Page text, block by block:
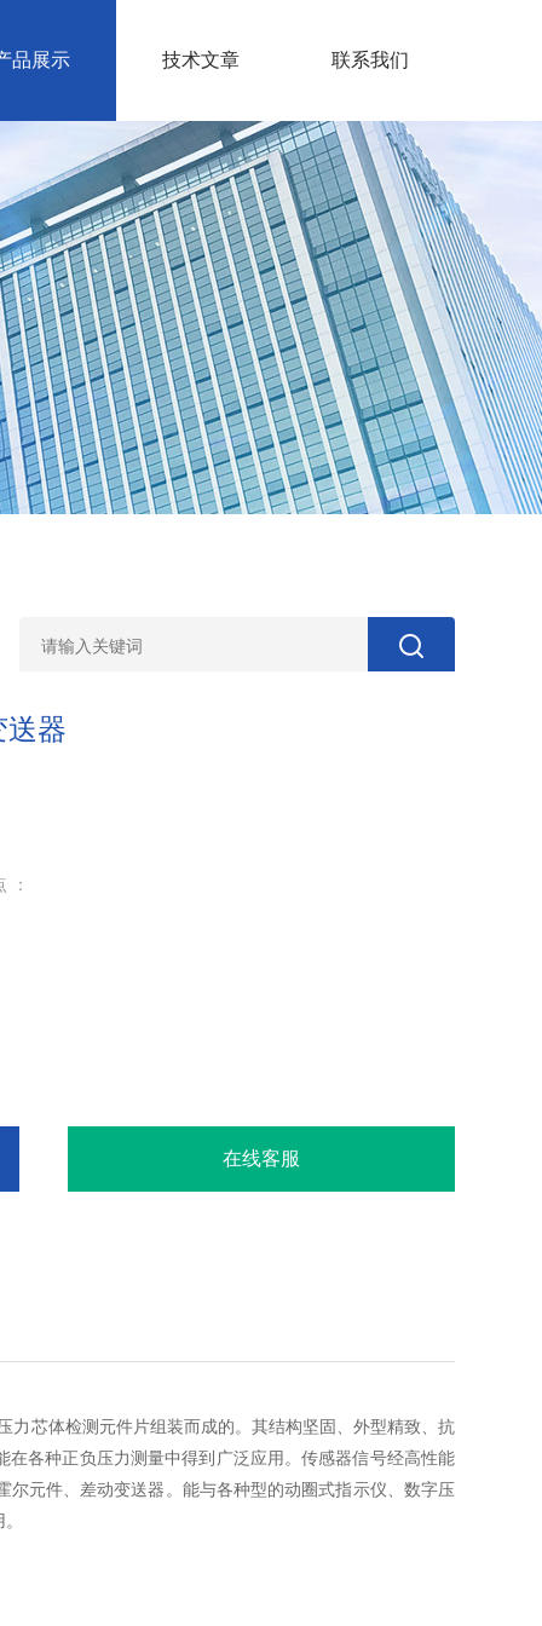
品展示 技术文章 联系我们
送器
：
在线客服
力芯体检测元件片组装而成的。其结构坚固、外型精致、抗
各种正负压力测量中得到广泛应用。传感器信号经高性能
元件、差动变送器。能与各种型的动圈式指示仪、数字压